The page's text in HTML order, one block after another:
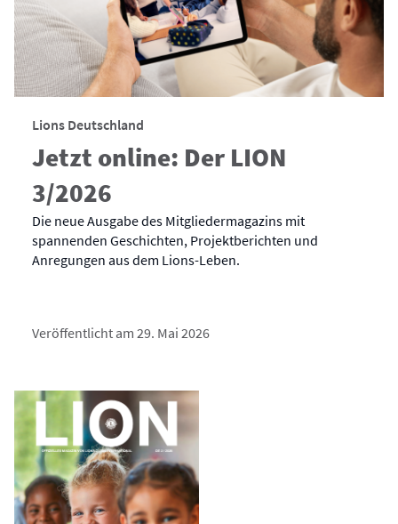
Lions Deutschland
Jetzt online: Der LION
3/2026
Die neue Ausgabe des Mitgliedermagazins mit
spannenden Geschichten, Projektberichten und
Anregungen aus dem Lions-Leben.
Veröffentlicht am 29. Mai 2026